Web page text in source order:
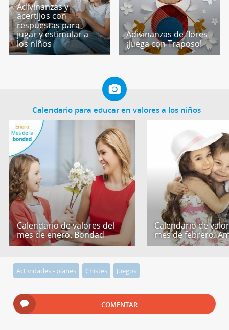
Adivinanzas y
acertijos con
respuestas para
jugar y estimular a
los niños
Adivinanzas de flores
¡juega con Traposo!
Calendario para educar en valores a los niños
Calendario de valores del
mes de enero. Bondad
Calendario de
mes de febrero.
Actividades - planes Chistes Juegos
COMENTAR